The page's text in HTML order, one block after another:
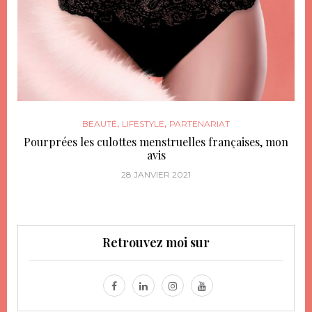
BEAUTÉ, LIFESTYLE, PARTENARIAT
Pourprées les culottes menstruelles françaises, mon
avis
28 JANVIER 2021
Retrouvez moi sur